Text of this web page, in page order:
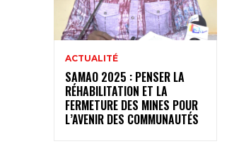
ACTUALITÉ
SAMAO 2025 : PENSER LA
RÉHABILITATION ET LA
FERMETURE DES MINES POUR
L’AVENIR DES COMMUNAUTÉS